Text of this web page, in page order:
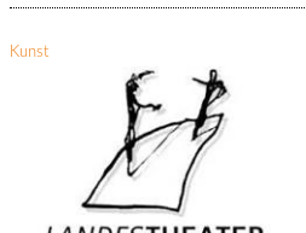
Kunst